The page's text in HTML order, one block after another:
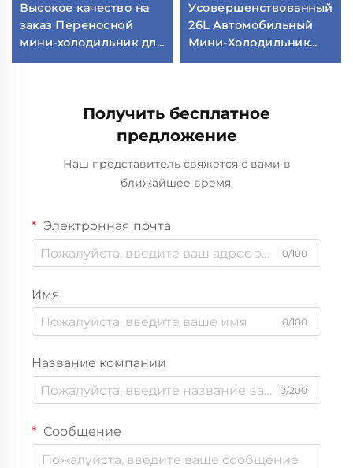
Высокое качество на
заказ Переносной
мини-холодильник для
автомобилей
охладитель для
использования в
Усовершенствованный
26L Автомобильный
Мини-Холодильник
26Л Литров 12 Вольт
Морозильная камера
Получить бесплатное
предложение
Наш представитель свяжется с вами в
ближайшее время.
Электронная почта
0/100
Имя
0/100
Название компании
0/200
Сообщение